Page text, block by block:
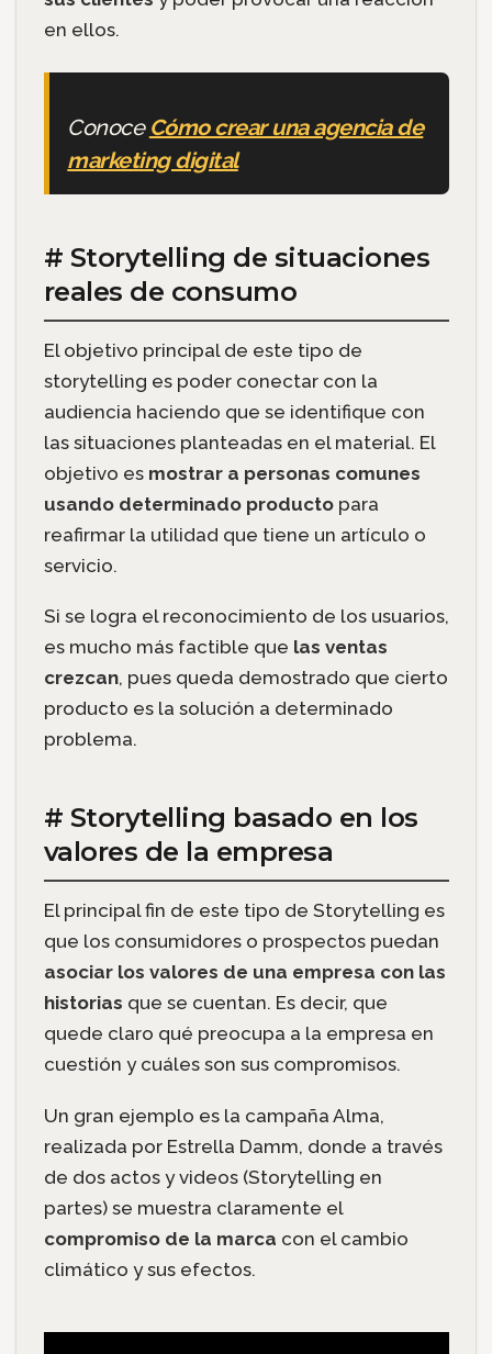
en ellos.
Conoce Cómo crear una agencia de
marketing digital
# Storytelling de situaciones
reales de consumo
El objetivo principal de este tipo de
storytelling es poder conectar con la
audiencia haciendo que se identifique con
las situaciones planteadas en el material. El
objetivo es mostrar a personas comunes
usando determinado producto para
reafirmar la utilidad que tiene un artículo o
servicio.
Si se logra el reconocimiento de los usuarios,
es mucho más factible que las ventas
crezcan, pues queda demostrado que cierto
producto es la solución a determinado
problema.
# Storytelling basado en los
valores de la empresa
El principal fin de este tipo de Storytelling es
que los consumidores o prospectos puedan
asociar los valores de una empresa con las
historias que se cuentan. Es decir, que
quede claro qué preocupa a la empresa en
cuestión y cuáles son sus compromisos.
Un gran ejemplo es la campaña Alma,
realizada por Estrella Damm, donde a través
de dos actos y videos (Storytelling en
partes) se muestra claramente el
compromiso de la marca con el cambio
climático y sus efectos.